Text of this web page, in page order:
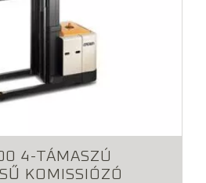
4-TÁMASZÚ
KOMISSIÓZÓ